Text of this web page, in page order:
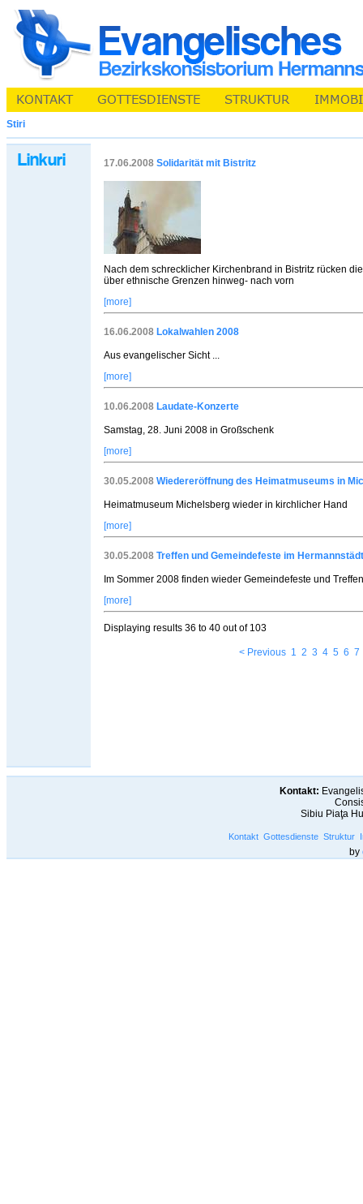
Stiri
17.06.2008 Solidarität mit Bistritz
Nach dem schrecklicher Kirchenbrand in Bistritz rücken
über ethnische Grenzen hinweg- nach vorn
[more]
16.06.2008 Lokalwahlen 2008
Aus evangelischer Sicht ...
[more]
10.06.2008 Laudate-Konzerte
Samstag, 28. Juni 2008 in Großschenk
[more]
30.05.2008 Wiedereröffnung des Heimatmuseums in
Heimatmuseum Michelsberg wieder in kirchlicher Hand
[more]
30.05.2008 Treffen und Gemeindefeste im
Im Sommer 2008 finden wieder Gemeindefeste und
[more]
Displaying results 36 to 40 out of 103
< Previous 1 2 3 4 5 6 7
Kontakt:
Sibiu Piaţa
Kontakt Gottesdienste Struktur
by